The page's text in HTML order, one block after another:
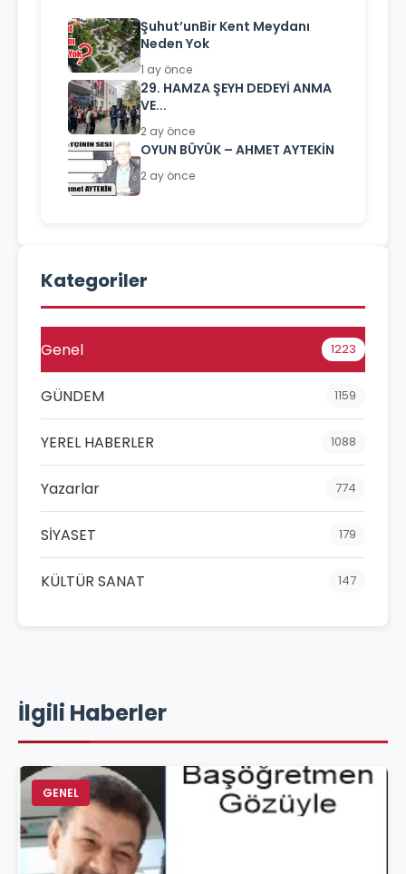
Şuhut’unBir Kent Meydanı
Neden Yok
1 ay önce
29. HAMZA ŞEYH DEDEYİ ANMA
VE...
2 ay önce
OYUN BÜYÜK – AHMET AYTEKİN
2 ay önce
Kategoriler
Genel 1223
GÜNDEM 1159
YEREL HABERLER 1088
Yazarlar 774
SİYASET 179
KÜLTÜR SANAT 147
İlgili Haberler
GENEL